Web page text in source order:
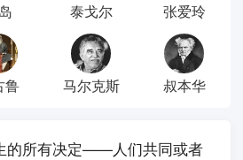
泰戈尔 张爱玲
鲁 马尔克斯 叔本华
的所有决定——人们共同或者